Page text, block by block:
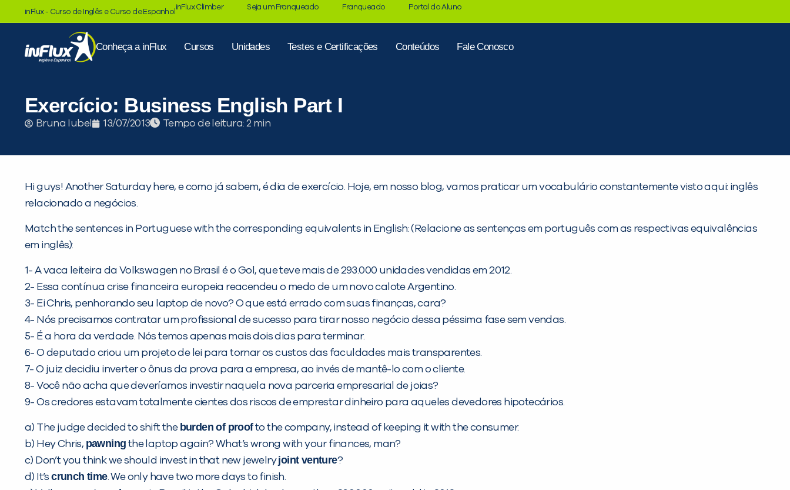
inFlux - Curso de Inglês e Curso de Espanhol
inFlux Climber Seja um Franqueado Franqueado Portal do Aluno
Conheça a inFlux Cursos Unidades Testes e Certificações Conteúdos Fale Conosco
Exercício: Business English Part I
Bruna Iubel 13/07/2013 Tempo de leitura:
Hi guys! Another Saturday here, e como já sabem, é dia de exercício. Hoje, em nosso blog, vamos praticar um vocabulário constantemente visto aqui: inglês
relacionado a negócios.
Match the sentences in Portuguese with the corresponding equivalents in English: (Relacione as sentenças em português com as respectivas equivalências
em inglês):
1- A vaca leiteira da Volkswagen no Brasil é o Gol, que teve mais de 293.000 unidades vendidas em 2012.
2- Essa contínua crise financeira europeia reacendeu o medo de um novo calote Argentino.
3- Ei Chris, penhorando seu laptop de novo? O que está errado com suas finanças, cara?
4- Nós precisamos contratar um profissional de sucesso para tirar nosso negócio dessa péssima fase sem vendas.
5- É a hora da verdade. Nós temos apenas mais dois dias para terminar.
6- O deputado criou um projeto de lei para tornar os custos das faculdades mais transparentes.
7- O juiz decidiu inverter o ônus da prova para a empresa, ao invés de mantê-lo com o cliente.
8- Você não acha que deveríamos investir naquela nova parceria empresarial de joias?
9- Os credores estavam totalmente cientes dos riscos de emprestar dinheiro para aqueles devedores hipotecários.
a) The judge decided to shift the burden of proofto the company, instead of keeping it with the consumer.
b) Hey Chris, pawning the laptop again? What’s wrong with your finances, man?
c) Don’t you think we should invest in that new jewelryjoint venture?
d) It’scrunch time. We only have two more days to finish.